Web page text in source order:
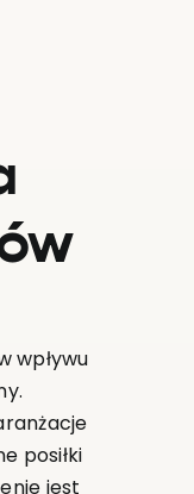
wpływu
posiłki
jest